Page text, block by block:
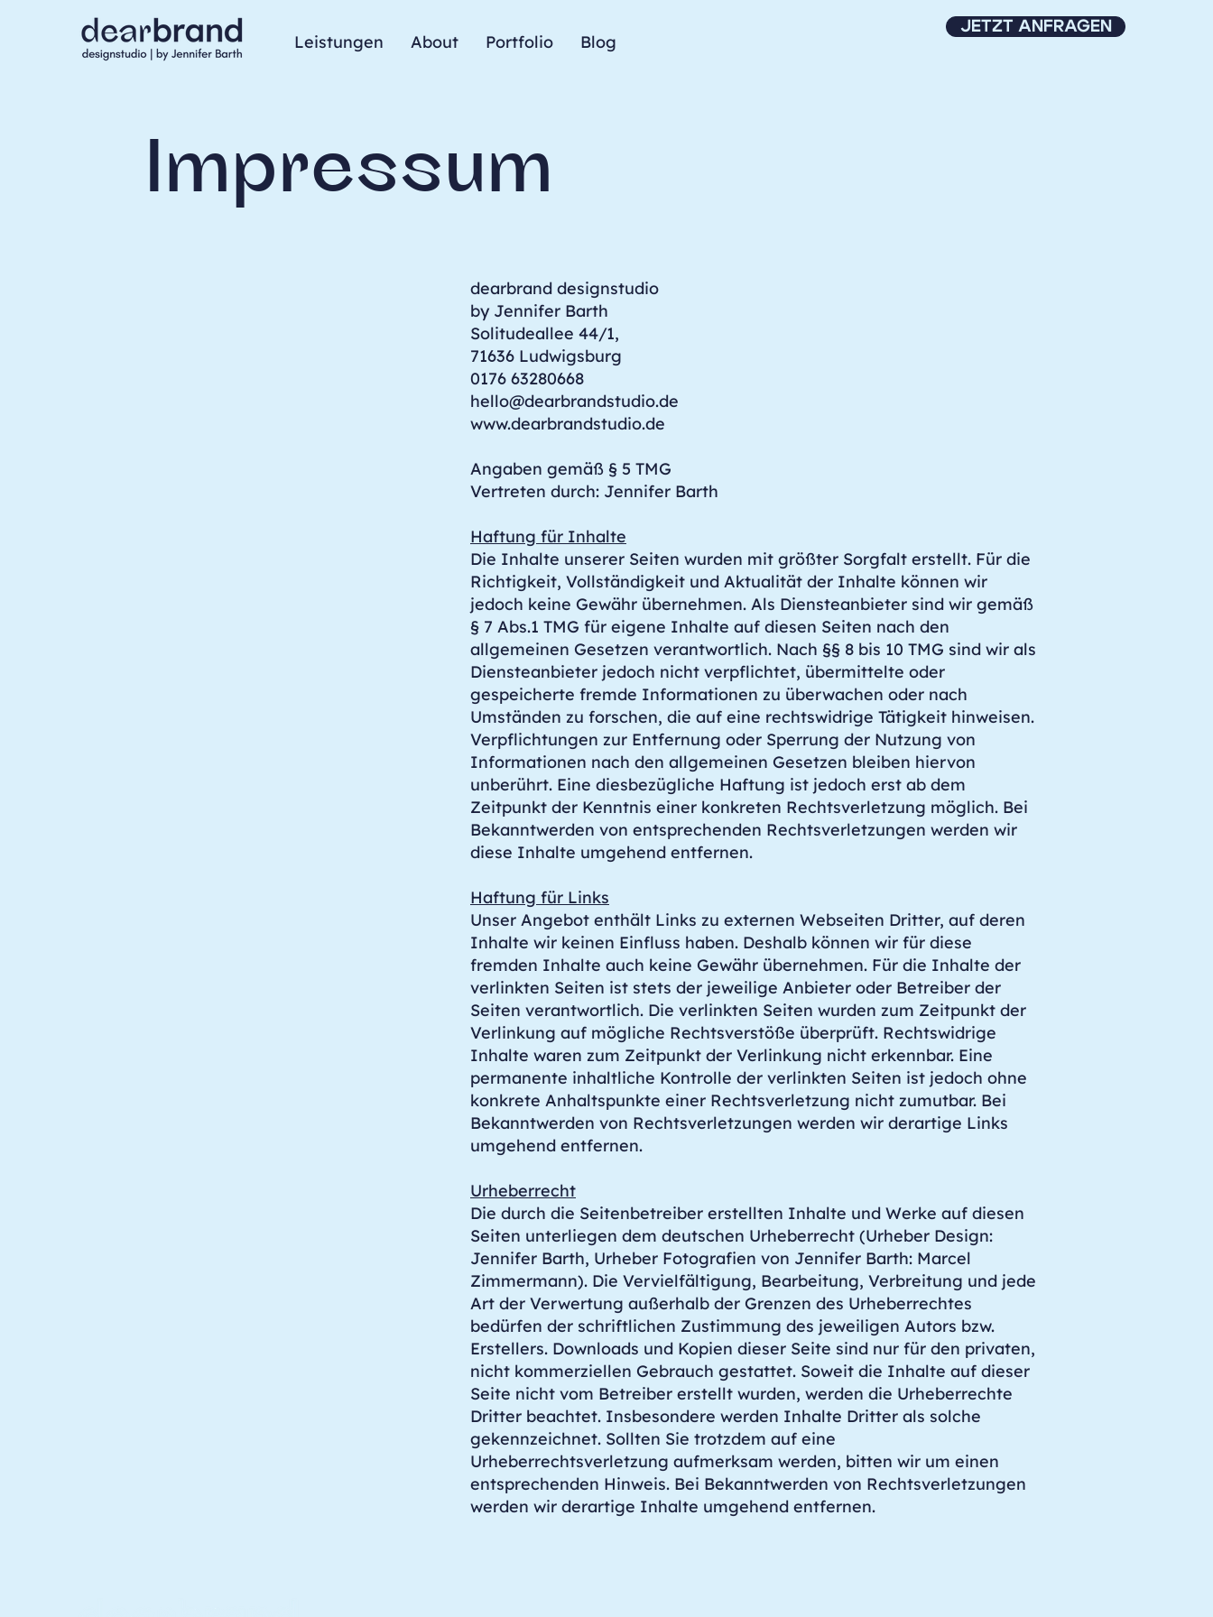
Leistungen About Portfolio Blog
JETZT ANFRAGEN
Impressum
dearbrand designstudio
by Jennifer Barth
Solitudeallee 44/1,
71636 Ludwigsburg
0176 63280668
hello@dearbrandstudio.de
www.dearbrandstudio.de
Angaben gemäß § 5 TMG
Vertreten durch: Jennifer Barth
Haftung für Inhalte
Die Inhalte unserer Seiten wurden mit größter Sorgfalt erstellt. Für die
Richtigkeit, Vollständigkeit und Aktualität der Inhalte können wir
jedoch keine Gewähr übernehmen. Als Diensteanbieter sind wir gemäß
§ 7 Abs.1 TMG für eigene Inhalte auf diesen Seiten nach den
allgemeinen Gesetzen verantwortlich. Nach §§ 8 bis 10 TMG sind wir als
Diensteanbieter jedoch nicht verpflichtet, übermittelte oder
gespeicherte fremde Informationen zu überwachen oder nach
Umständen zu forschen, die auf eine rechtswidrige Tätigkeit hinweisen.
Verpflichtungen zur Entfernung oder Sperrung der Nutzung von
Informationen nach den allgemeinen Gesetzen bleiben hiervon
unberührt. Eine diesbezügliche Haftung ist jedoch erst ab dem
Zeitpunkt der Kenntnis einer konkreten Rechtsverletzung möglich. Bei
Bekanntwerden von entsprechenden Rechtsverletzungen werden wir
diese Inhalte umgehend entfernen.
Haftung für Links
Unser Angebot enthält Links zu externen Webseiten Dritter, auf deren
Inhalte wir keinen Einfluss haben. Deshalb können wir für diese
fremden Inhalte auch keine Gewähr übernehmen. Für die Inhalte der
verlinkten Seiten ist stets der jeweilige Anbieter oder Betreiber der
Seiten verantwortlich. Die verlinkten Seiten wurden zum Zeitpunkt der
Verlinkung auf mögliche Rechtsverstöße überprüft. Rechtswidrige
Inhalte waren zum Zeitpunkt der Verlinkung nicht erkennbar. Eine
permanente inhaltliche Kontrolle der verlinkten Seiten ist jedoch ohne
konkrete Anhaltspunkte einer Rechtsverletzung nicht zumutbar. Bei
Bekanntwerden von Rechtsverletzungen werden wir derartige Links
umgehend entfernen.
Urheberrecht
Die durch die Seitenbetreiber erstellten Inhalte und Werke auf diesen
Seiten unterliegen dem deutschen Urheberrecht (Urheber Design:
Jennifer Barth, Urheber Fotografien von Jennifer Barth: Marcel
Zimmermann). Die Vervielfältigung, Bearbeitung, Verbreitung und jede
Art der Verwertung außerhalb der Grenzen des Urheberrechtes
bedürfen der schriftlichen Zustimmung des jeweiligen Autors bzw.
Erstellers. Downloads und Kopien dieser Seite sind nur für den privaten,
nicht kommerziellen Gebrauch gestattet. Soweit die Inhalte auf dieser
Seite nicht vom Betreiber erstellt wurden, werden die Urheberrechte
Dritter beachtet. Insbesondere werden Inhalte Dritter als solche
gekennzeichnet. Sollten Sie trotzdem auf eine
Urheberrechtsverletzung aufmerksam werden, bitten wir um einen
entsprechenden Hinweis. Bei Bekanntwerden von Rechtsverletzungen
werden wir derartige Inhalte umgehend entfernen.